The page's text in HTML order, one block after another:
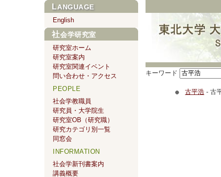
キーワード
古平浩 - 古
LANGUAGE
English
社会学研究室
研究室ホーム
研究室案内
研究室関連イベント
問い合わせ・アクセス
PEOPLE
社会学教職員
研究員・大学院生
研究室OB（研究職）
研究カテゴリ別一覧
同窓会
INFORMATION
社会学新刊書案内
講義概要